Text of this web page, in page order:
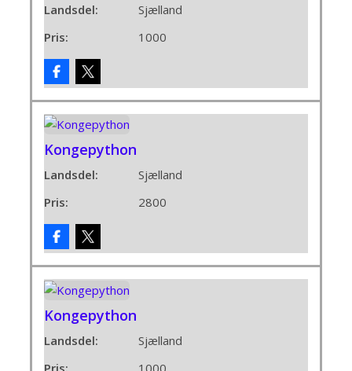
Landsdel:
Sjælland
Pris:
1000
Kongepython
Landsdel:
Sjælland
Pris:
2800
Kongepython
Landsdel:
Sjælland
Pris:
1000